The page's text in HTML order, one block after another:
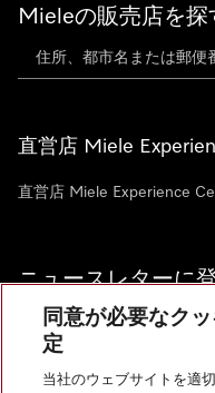
Mieleの販売店を探
直営店 Miele
直営店 Miele Experience
ニュースレターに
同意が必要なク
定
当社のウェブサイトを適